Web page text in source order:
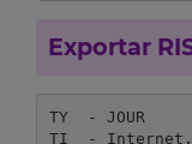
Exportar
TY  - JOUR
TI  - Internet,